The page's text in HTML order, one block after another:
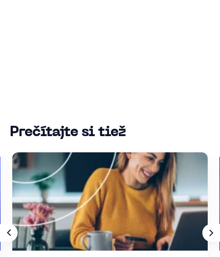
Prečítajte si tiež